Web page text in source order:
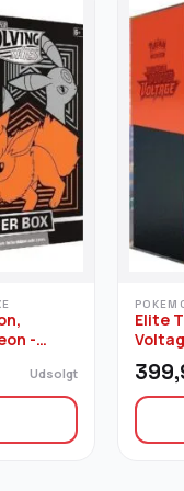
-
Udsolgt
Elite